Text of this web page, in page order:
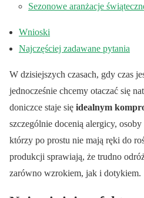
Sezonowe aranżacje
Wnioski
Najczęściej zadawane pytania
W dzisiejszych czasach, gdy czas
jednocześnie chcemy otaczać się
doniczce staje się idealnym
szczególnie docenią alergicy,
którzy po prostu nie mają ręki do
produkcji sprawiają, że trudno
zarówno wzrokiem, jak i dotykiem.